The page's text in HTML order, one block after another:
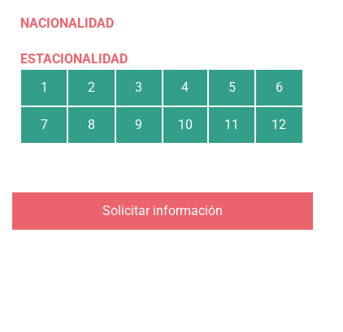
NACIONALIDAD
ESTACIONALIDAD
1
2 3 4 5 6
7 8 9 10 11 12
Solicitar información